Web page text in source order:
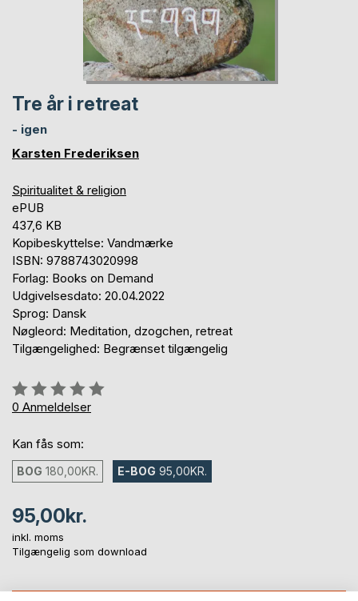
Tre år i retreat
- igen
Karsten Frederiksen
Spiritualitet & religion
ePUB
437,6 KB
Kopibeskyttelse: Vandmærke
ISBN: 9788743020998
Forlag: Books on Demand
Udgivelsesdato: 20.04.2022
Sprog: Dansk
Nøgleord: Meditation, dzogchen, retreat
Tilgængelighed: Begrænset tilgængelig
Anmeldelse::
0%
0 Anmeldelser
Kan fås som:
BOG 180,00KR. E-BOG 95,00KR.
95,00kr.
inkl. moms
Tilgængelig som download